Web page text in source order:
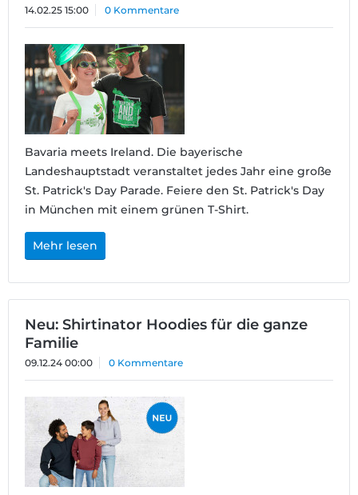
14.02.25 15:00 0 Kommentare
Bavaria meets Ireland. Die bayerische
Landeshauptstadt veranstaltet jedes Jahr eine große
St. Patrick's Day Parade. Feiere den St. Patrick's Day
in München mit einem grünen T-Shirt.
Mehr lesen
Neu: Shirtinator Hoodies für die ganze
Familie
09.12.24 00:00 0 Kommentare